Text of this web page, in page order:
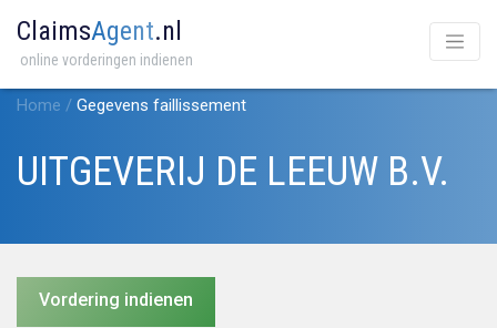
ClaimsAgent.nl
online vorderingen indienen
Home / Gegevens faillissement
UITGEVERIJ DE LEEUW B.V.
Vordering indienen